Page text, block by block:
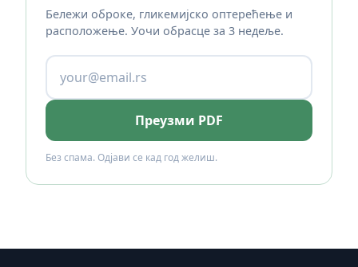
Бележи оброке, гликемијско оптерећење и
расположење. Уочи обрасце за 3 недеље.
Преузми PDF
Без спама. Одјави се кад год желиш.